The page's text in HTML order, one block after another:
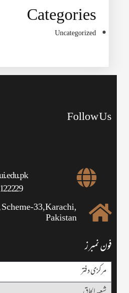
Categories
Uncategorized
Follow Us
33,Karachi,
Pakistan
فون نمبرز
مرکزی دفتر